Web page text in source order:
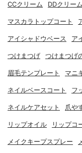
CCクリーム DDクリーム
マスカラトップコート
アイシャドウベース ア
つけまつげ つけまつげ
眉毛テンプレート マニ
ネイルベースコート フ
ネイルケアセット 爪や
リップオイル リップコ
メイクキープスプレー